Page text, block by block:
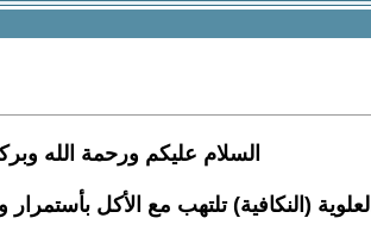
السلام عليكم ورحمة الله
(النكافية) تلتهب مع الأكل